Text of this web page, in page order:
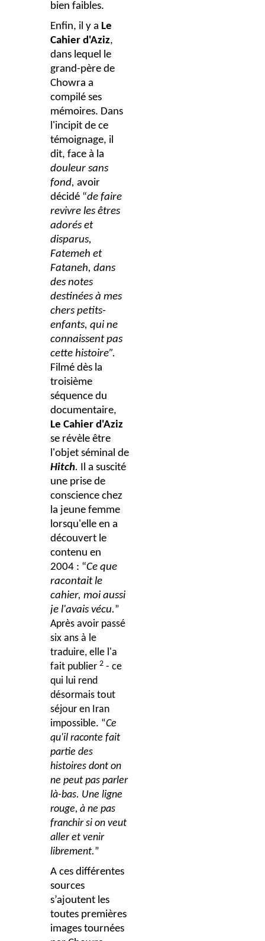
bien faibles.
Enfin, il y a Le
Cahier d'Aziz,
dans lequel le
grand-père de
Chowra a
compilé ses
mémoires. Dans
l'incipit de ce
témoignage, il
dit, face à la
douleur sans
fond, avoir
décidé “de faire
revivre les êtres
adorés et
disparus,
Fatemeh et
Fataneh, dans
des notes
destinées à mes
chers petits-
enfants, qui ne
connaissent pas
cette histoire”.
Filmé dès la
troisième
séquence du
documentaire,
Le Cahier d'Aziz
se révèle être
l'objet séminal de
Hitch. Il a suscité
une prise de
conscience chez
la jeune femme
lorsqu'elle en a
découvert le
contenu en
2004 : “Ce que
racontait le
cahier, moi aussi
je l'avais vécu.”
Après avoir passé
six ans à le
traduire, elle l'a
fait publier 2 - ce
qui lui rend
désormais tout
séjour en Iran
impossible. “Ce
qu'il raconte fait
partie des
histoires dont on
ne peut pas parler
là-bas. Une ligne
rouge, à ne pas
franchir si on veut
aller et venir
librement.”
A ces différentes
sources
s’ajoutent les
toutes premières
images tournées